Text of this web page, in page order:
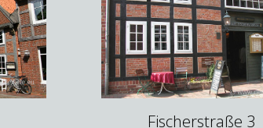
Fischerstraße 3